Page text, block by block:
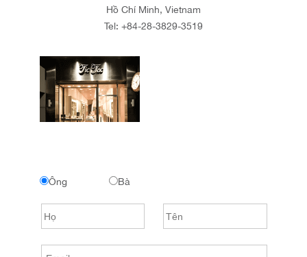
Hồ Chí Minh, Vietnam
Tel: +84-28-3829-3519
Ông Bà